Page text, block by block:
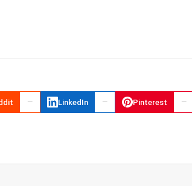
LinkedIn Pinterest